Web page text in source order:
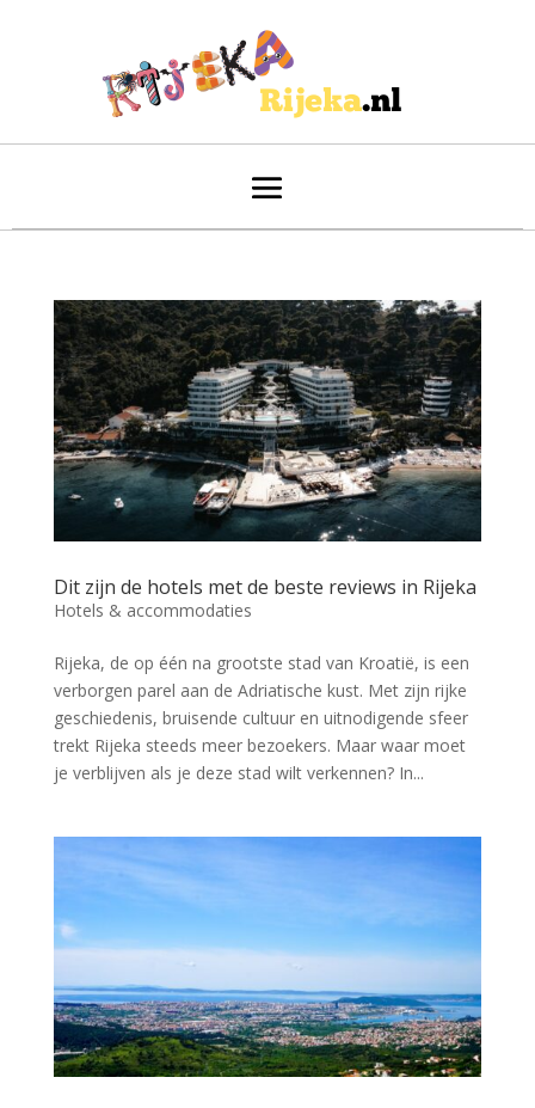
Dit zijn de hotels met de beste reviews in Rijeka
Hotels & accommodaties
Rijeka, de op één na grootste stad van Kroatië, is een
verborgen parel aan de Adriatische kust. Met zijn rijke
geschiedenis, bruisende cultuur en uitnodigende sfeer
trekt Rijeka steeds meer bezoekers. Maar waar moet
je verblijven als je deze stad wilt verkennen? In...